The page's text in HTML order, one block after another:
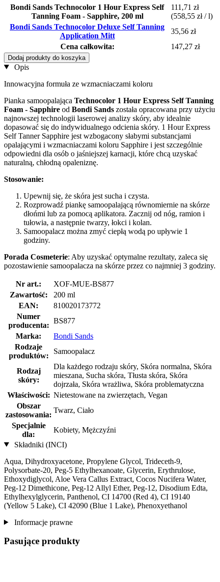
Bondi Sands Technocolor 1 Hour Express Self
Tanning Foam - Sapphire, 200 ml
111,71 zł
(558,55 zł / l)
Bondi Sands Technocolor Deluxe Self Tanning
Application Mitt
35,56 zł
Cena całkowita:
147,27 zł
Dodaj produkty do koszyka
Opis
Innowacyjna formuła ze wzmacniaczami koloru
Pianka samoopalająca Technocolor 1 Hour Express Self Tanning
Foam - Sapphire od Bondi Sands została opracowana przy użyciu
najnowszej technologii laserowej analizy skóry, aby idealnie
dopasować się do indywidualnego odcienia skóry. 1 Hour Express
Self Tanner Sapphire jest wzbogacony słabymi substancjami
opalającymi i wzmacniaczami koloru Sapphire i jest szczególnie
odpowiedni dla osób o jaśniejszej karnacji, które chcą uzyskać
naturalną, chłodną opaleniznę.
Stosowanie:
Upewnij się, że skóra jest sucha i czysta.
Rozprowadź piankę samoopalającą równomiernie na skórze
dłońmi lub za pomocą aplikatora. Zacznij od nóg, ramion i
tułowia, a następnie twarzy, łokci i kolan.
Samoopalacz można zmyć ciepłą wodą po upływie 1
godziny.
Porada Cosmeterie: Aby uzyskać optymalne rezultaty, zaleca się
pozostawienie samoopalacza na skórze przez co najmniej 3 godziny.
Nr art.:
XOF-MUE-BS877
Zawartość:
200 ml
EAN:
810020173772
Numer
producenta:
BS877
Marka:
Bondi Sands
Rodzaje
produktów:
Samoopalacz
Rodzaj
skóry:
Dla każdego rodzaju skóry, Skóra normalna, Skóra
mieszana, Sucha skóra, Tłusta skóra, Skóra
dojrzała, Skóra wrażliwa, Skóra problematyczna
Właściwości: Nietestowane na zwierzętach, Vegan
Obszar
zastosowania:
Twarz, Ciało
Specjalnie
dla:
Kobiety, Mężczyźni
Składniki (INCI)
Aqua, Dihydroxyacetone, Propylene Glycol, Trideceth-9,
Polysorbate-20, Peg-5 Ethylhexanoate, Glycerin, Erythrulose,
Ethoxydiglycol, Aloe Vera Callus Extract, Cocos Nucifera Water,
Peg-12 Dimethicone, Peg-12 Allyl Ether, Peg-12, Disodium Edta,
Ethylhexylglycerin, Panthenol, CI 14700 (Red 4), CI 19140
(Yellow 5 Lake), CI 42090 (Blue 1 Lake), Phenoxyethanol
Informacje prawne
Pasujące produkty